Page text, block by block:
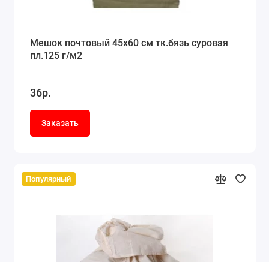
Мешок почтовый 45x60 см тк.бязь суровая
пл.125 г/м2
36р.
Заказать
Популярный